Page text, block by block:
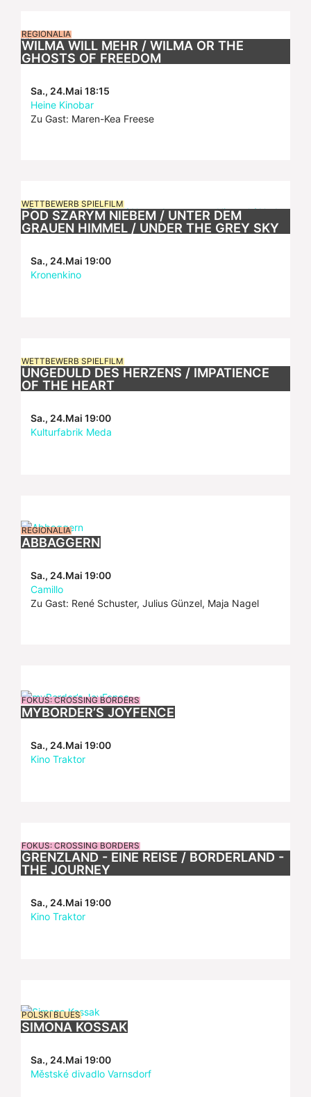
REGIONALIA
WILMA WILL MEHR / WILMA OR THE
GHOSTS OF FREEDOM
Sa., 24.Mai 18:15
Heine Kinobar
Zu Gast: Maren-Kea Freese
WETTBEWERB SPIELFILM
POD SZARYM NIEBEM / UNTER DEM
GRAUEN HIMMEL / UNDER THE GREY SKY
Sa., 24.Mai 19:00
Kronenkino
WETTBEWERB SPIELFILM
UNGEDULD DES HERZENS / IMPATIENCE
OF THE HEART
Sa., 24.Mai 19:00
Kulturfabrik Meda
REGIONALIA
ABBAGGERN
Sa., 24.Mai 19:00
Camillo
Zu Gast: René Schuster, Julius Günzel, Maja Nagel
FOKUS: CROSSING BORDERS
MYBORDER’S JOYFENCE
Sa., 24.Mai 19:00
Kino Traktor
FOKUS: CROSSING BORDERS
GRENZLAND - EINE REISE / BORDERLAND -
THE JOURNEY
Sa., 24.Mai 19:00
Kino Traktor
POLSKI BLUES
SIMONA KOSSAK
Sa., 24.Mai 19:00
Městské divadlo Varnsdorf